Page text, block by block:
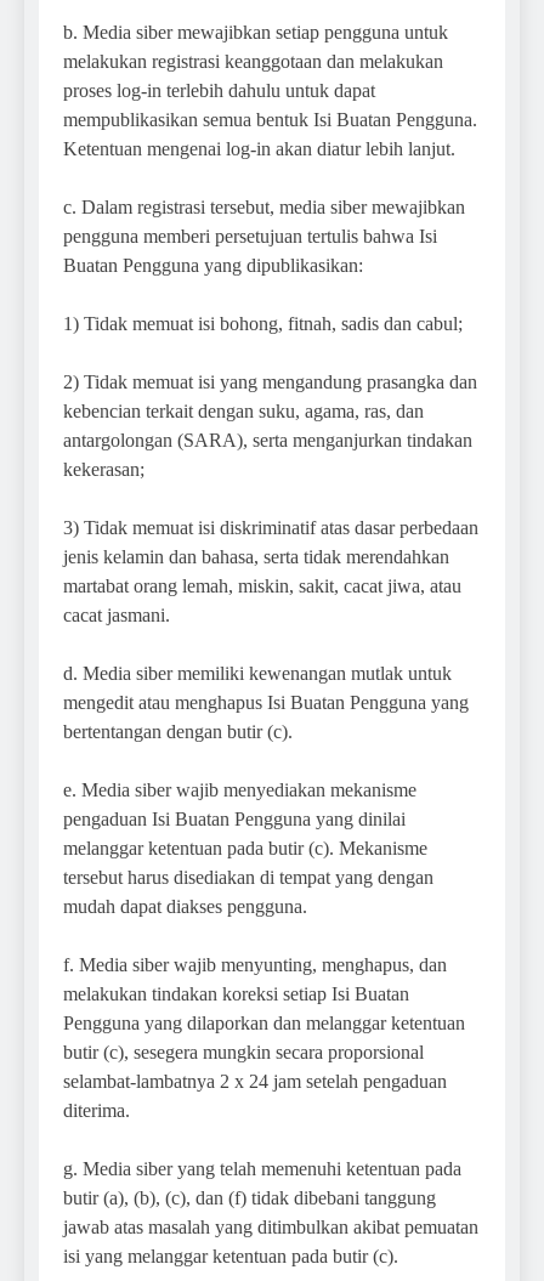
b. Media siber mewajibkan setiap pengguna untuk
melakukan registrasi keanggotaan dan melakukan
proses log-in terlebih dahulu untuk dapat
mempublikasikan semua bentuk Isi Buatan Pengguna.
Ketentuan mengenai log-in akan diatur lebih lanjut.
c. Dalam registrasi tersebut, media siber mewajibkan
pengguna memberi persetujuan tertulis bahwa Isi
Buatan Pengguna yang dipublikasikan:
1) Tidak memuat isi bohong, fitnah, sadis dan cabul;
2) Tidak memuat isi yang mengandung prasangka dan
kebencian terkait dengan suku, agama, ras, dan
antargolongan (SARA), serta menganjurkan tindakan
kekerasan;
3) Tidak memuat isi diskriminatif atas dasar perbedaan
jenis kelamin dan bahasa, serta tidak merendahkan
martabat orang lemah, miskin, sakit, cacat jiwa, atau
cacat jasmani.
d. Media siber memiliki kewenangan mutlak untuk
mengedit atau menghapus Isi Buatan Pengguna yang
bertentangan dengan butir (c).
e. Media siber wajib menyediakan mekanisme
pengaduan Isi Buatan Pengguna yang dinilai
melanggar ketentuan pada butir (c). Mekanisme
tersebut harus disediakan di tempat yang dengan
mudah dapat diakses pengguna.
f. Media siber wajib menyunting, menghapus, dan
melakukan tindakan koreksi setiap Isi Buatan
Pengguna yang dilaporkan dan melanggar ketentuan
butir (c), sesegera mungkin secara proporsional
selambat-lambatnya 2 x 24 jam setelah pengaduan
diterima.
g. Media siber yang telah memenuhi ketentuan pada
butir (a), (b), (c), dan (f) tidak dibebani tanggung
jawab atas masalah yang ditimbulkan akibat pemuatan
isi yang melanggar ketentuan pada butir (c).